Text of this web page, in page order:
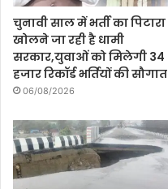
चुनावी साल में भर्ती का पिटारा
खोलने जा रही है धामी
सरकार,युवाओं को मिलेगी 34
हजार रिकॉर्ड भर्तियों की सौगात
06/08/2026